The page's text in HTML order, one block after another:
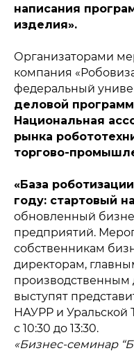
написания
изделия».
Организаторами
компания
федеральный
деловой
Национальная
рынка
торгово-
«База
году: стартовый
обновленный
предприятий.
собственникам
директорам,
производственным
выступят
НАУРР и Уральской
с 10:30 до 13:30.
«Бизнес-семинар